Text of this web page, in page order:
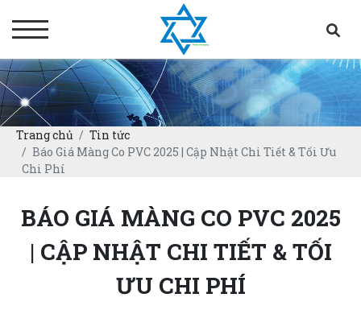
Trang chủ
Tin tức
Báo Giá Màng Co PVC 2025 | Cập Nhật Chi Tiết & Tối Ưu
Chi Phí
BÁO GIÁ MÀNG CO PVC 2025
| CẬP NHẬT CHI TIẾT & TỐI
ƯU CHI PHÍ